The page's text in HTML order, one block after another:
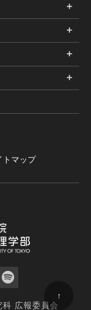
トマップ
広報委員会
↑